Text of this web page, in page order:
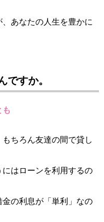
あなたの人生を豊かに
ですか。
も
ちろん友達の間で貸し
はローンを利用するの
の利息が「単利」なの